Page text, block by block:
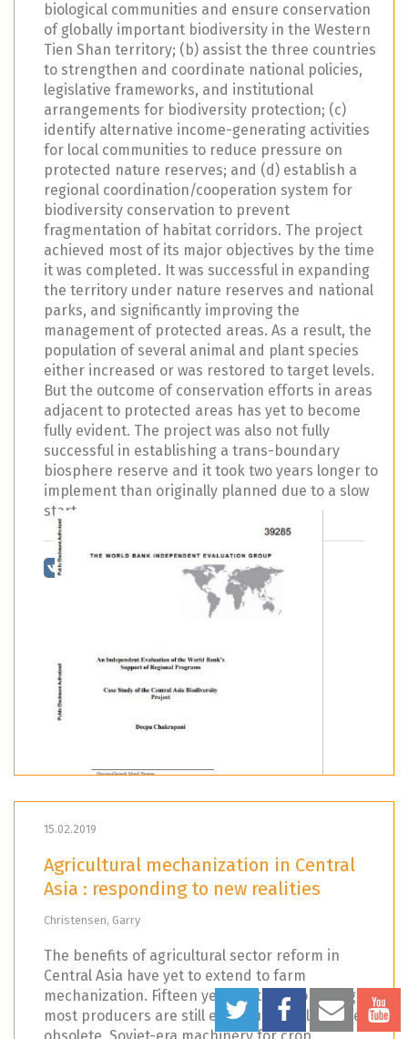
biological communities and ensure conservation
of globally important biodiversity in the Western
Tien Shan territory; (b) assist the three countries
to strengthen and coordinate national policies,
legislative frameworks, and institutional
arrangements for biodiversity protection; (c)
identify alternative income-generating activities
for local communities to reduce pressure on
protected nature reserves; and (d) establish a
regional coordination/cooperation system for
biodiversity conservation to prevent
fragmentation of habitat corridors. The project
achieved most of its major objectives by the time
it was completed. It was successful in expanding
the territory under nature reserves and national
parks, and significantly improving the
management of protected areas. As a result, the
population of several animal and plant species
either increased or was restored to target levels.
But the outcome of conservation efforts in areas
adjacent to protected areas has yet to become
fully evident. The project was also not fully
successful in establishing a trans-boundary
biosphere reserve and it took two years longer to
implement than originally planned due to a slow
start.
15.02.2019
Agricultural mechanization in Central
Asia : responding to new realities
Christensen, Garry
The benefits of agricultural sector reform in
Central Asia have yet to extend to farm
mechanization. Fifteen years after reform began,
most producers are still either using dilapidated,
obsolete, Soviet-era machinery for crop